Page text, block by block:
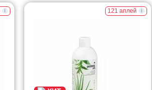
121 аплей